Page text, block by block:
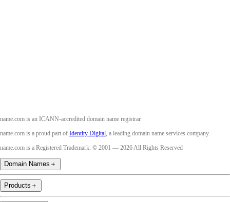
name.com is an ICANN-accredited domain name registrar.
name.com is a proud part of Identity Digital, a leading domain name services company.
name.com is a Registered Trademark. © 2001 — 2026 All Rights Reserved
Domain Names ＋
Products ＋